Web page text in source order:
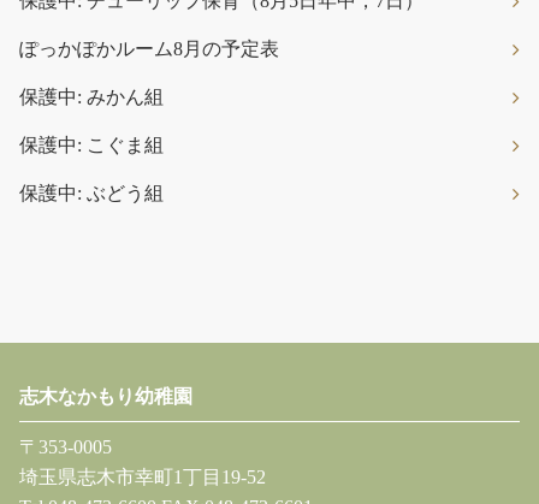
ぽっかぽかルーム8月の予定表
保護中: みかん組
保護中: こぐま組
保護中: ぶどう組
志木なかもり幼稚園
〒353-0005
埼玉県志木市幸町1丁目19-52